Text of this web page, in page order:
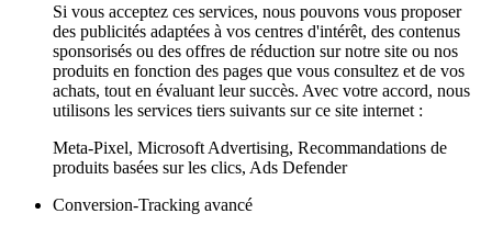
Si vous acceptez ces services, nous pouvons vous proposer
des publicités adaptées à vos centres d'intérêt, des contenus
sponsorisés ou des offres de réduction sur notre site ou nos
produits en fonction des pages que vous consultez et de vos
achats, tout en évaluant leur succès. Avec votre accord, nous
utilisons les services tiers suivants sur ce site internet :
Meta-Pixel, Microsoft Advertising, Recommandations de
produits basées sur les clics, Ads Defender
Conversion-Tracking avancé